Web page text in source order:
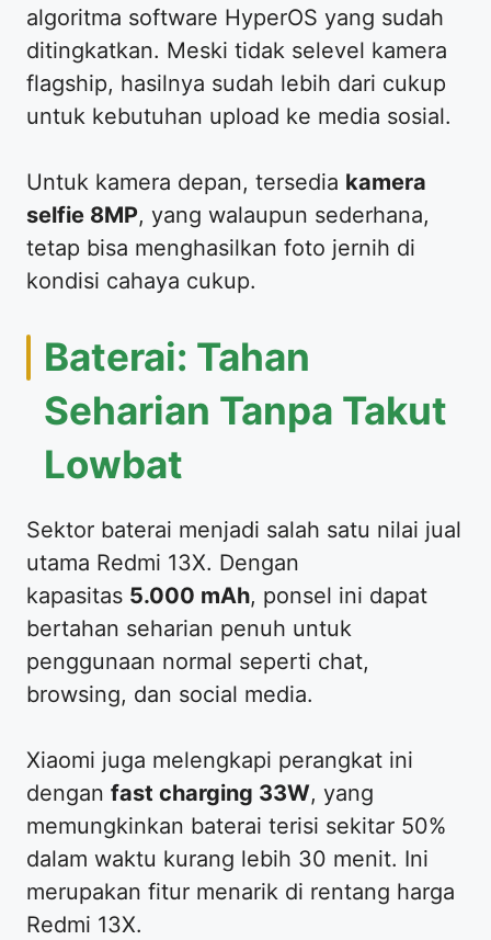
algoritma software HyperOS yang sudah
ditingkatkan. Meski tidak selevel kamera
flagship, hasilnya sudah lebih dari cukup
untuk kebutuhan upload ke media sosial.
Untuk kamera depan, tersedia kamera
selfie 8MP, yang walaupun sederhana,
tetap bisa menghasilkan foto jernih di
kondisi cahaya cukup.
Baterai: Tahan
Seharian Tanpa Takut
Lowbat
Sektor baterai menjadi salah satu nilai jual
utama Redmi 13X. Dengan
kapasitas 5.000 mAh, ponsel ini dapat
bertahan seharian penuh untuk
penggunaan normal seperti chat,
browsing, dan social media.
Xiaomi juga melengkapi perangkat ini
dengan fast charging 33W, yang
memungkinkan baterai terisi sekitar 50%
dalam waktu kurang lebih 30 menit. Ini
merupakan fitur menarik di rentang harga
Redmi 13X.